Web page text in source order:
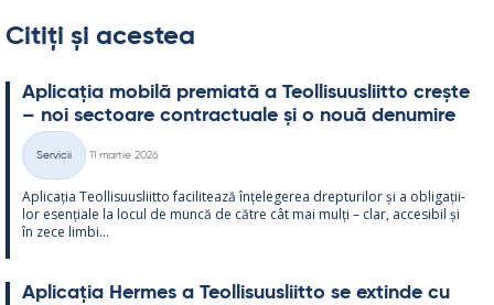
Citiți și acestea
Aplicația mo­bilă pre­miată a Teol­li­suus­liitto crește
– noi sec­toare cont­rac­tuale și o nouă de­nu­mire
Categorii
Servicii
11 martie 2026
Aplicația Teol­li­suus­liitto faci­li­tează înțe­le­ge­rea drep­tu­ri­lor și a obli­gații­
lor esențiale la locul de muncă de către cât mai mulți – clar, acce­si­bil și
în zece limbi...
Aplicația Her­mes a Teol­li­suus­liitto se ex­tinde cu